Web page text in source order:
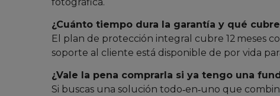
¿Cuánto tiempo dura la garantía y qué
El plan de protección integral cubre 12 meses
soporte al cliente está disponible de por vida
¿Vale la pena comprarla si ya tengo una
Si buscas una solución todo‑en‑uno que